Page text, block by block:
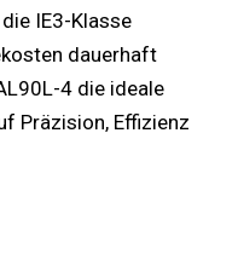
IE3-Klasse
dauerhaft
4 die ideale
Präzision, Effizienz